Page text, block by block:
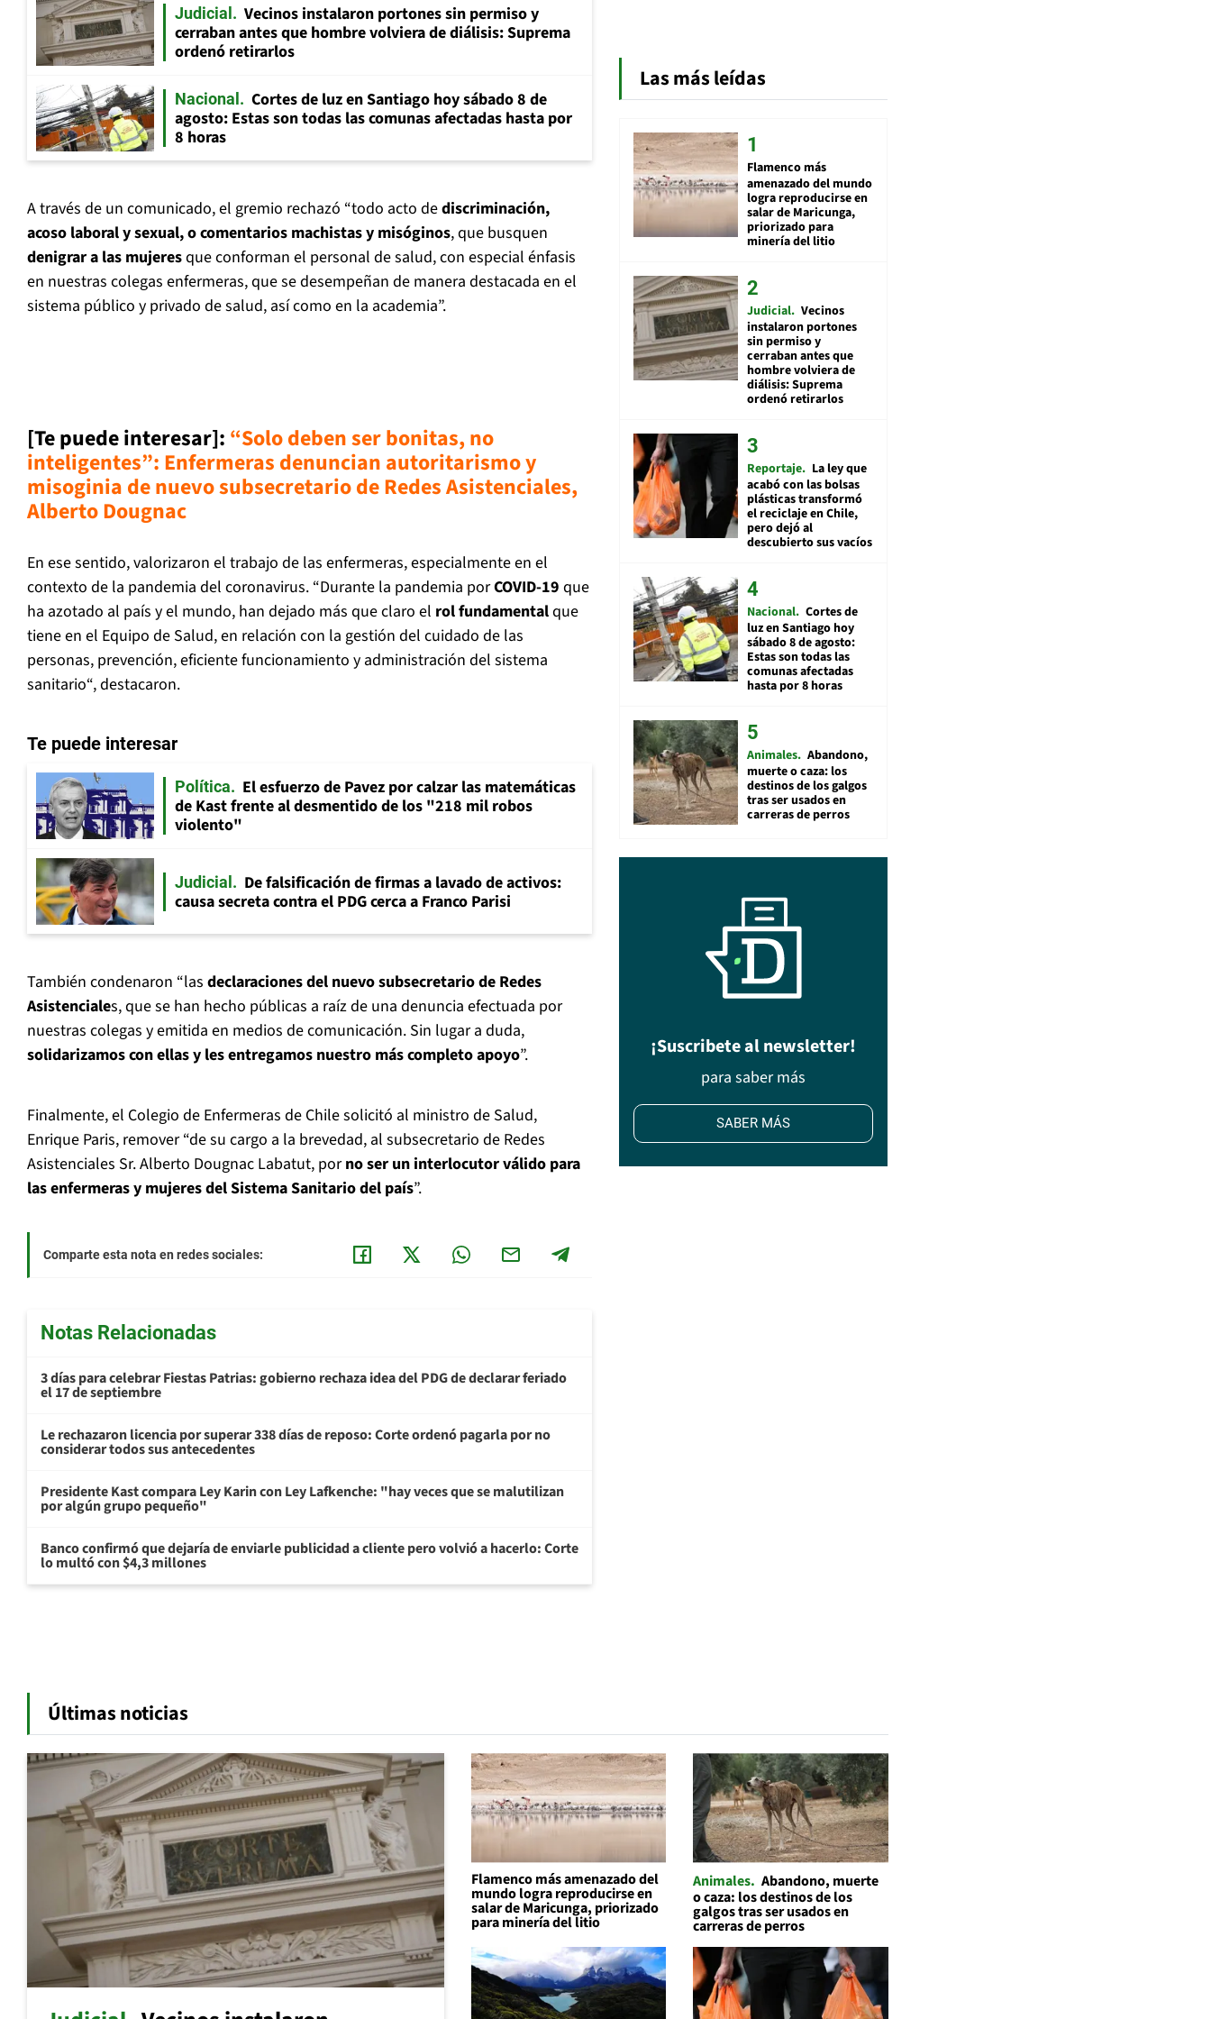
Judicial
Vecinos instalaron portones sin permiso y
cerraban antes que hombre volviera de diálisis: Suprema
ordenó retirarlos
Nacional
Cortes de luz en Santiago hoy sábado 8 de
agosto: Estas son todas las comunas afectadas hasta por
8 horas
A través de un comunicado, el gremio rechazó “todo acto dediscriminación,
acoso laboral y sexual, o comentarios machistas y misóginos, que busquen
denigrar a las mujeresque conforman el personal de salud, con especial énfasis
en nuestras colegas enfermeras, que se desempeñan de manera destacada en el
sistema público y privado de salud, así como en la academia”.
[Te puede interesar]: “Solo deben ser bonitas, no
inteligentes”: Enfermeras denuncian autoritarismo y
misoginia de nuevo subsecretario de Redes Asistenciales,
Alberto Dougnac
En ese sentido, valorizaron el trabajo de las enfermeras, especialmente en el
contexto de la pandemia del coronavirus. “Durante la pandemia porCOVID-19 que
ha azotado al país y el mundo, han dejado más que claro el rol fundamentalque
tiene en el Equipo de Salud, en relación con la gestión del cuidado de las
personas, prevención, eficiente funcionamiento y administración del sistema
sanitario“, destacaron.
Te puede interesar
Política
El esfuerzo de Pavez por calzar las matemáticas
de Kast frente al desmentido de los "218 mil robos
violento"
Judicial
De falsificación de firmas a lavado de activos:
causa secreta contra el PDG cerca a Franco Parisi
También condenaron “las declaraciones del nuevo subsecretario de Redes
Asistenciales, que se han hecho públicas a raíz de una denuncia efectuada por
nuestras colegas y emitida en medios de comunicación. Sin lugar a duda,
solidarizamos con ellas y les entregamos nuestro más completo apoyo”.
Finalmente, el Colegio de Enfermeras de Chile solicitó al ministro de Salud,
Enrique Paris, remover “de su cargo a la brevedad, al subsecretario de Redes
Asistenciales Sr. Alberto Dougnac Labatut, porno ser un interlocutor válido para
las enfermeras y mujeres del Sistema Sanitario del país”.
Comparte esta nota en redes sociales:
Notas Relacionadas
3 días para celebrar Fiestas Patrias: gobierno rechaza idea del PDG de declarar feriado
el 17 de septiembre
Le rechazaron licencia por superar 338 días de reposo: Corte ordenó pagarla por no
considerar todos sus antecedentes
Presidente Kast compara Ley Karin con Ley Lafkenche: "hay veces que se malutilizan
por algún grupo pequeño"
Banco confirmó que dejaría de enviarle publicidad a cliente pero volvió a hacerlo: Corte
lo multó con $4,3 millones
Las más leídas
Flamenco más
amenazado del mundo
logra reproducirse en
salar de Maricunga,
priorizado para
minería del litio
Judicial Vecinos
instalaron portones
sin permiso y
cerraban antes que
hombre volviera de
diálisis: Suprema
ordenó retirarlos
Reportaje La ley que
acabó con las bolsas
plásticas transformó
el reciclaje en Chile,
pero dejó al
descubierto sus vacíos
Nacional Cortes de
luz en Santiago hoy
sábado 8 de agosto:
Estas son todas las
comunas afectadas
hasta por 8 horas
Animales Abandono,
muerte o caza: los
destinos de los galgos
tras ser usados en
carreras de perros
¡Suscribete al newsletter!
para saber más
SABER MÁS
Últimas noticias
Flamenco más amenazado del
mundo logra reproducirse en
salar de Maricunga, priorizado
para minería del litio
Animales Abandono, muerte
o caza: los destinos de los
galgos tras ser usados en
carreras de perros